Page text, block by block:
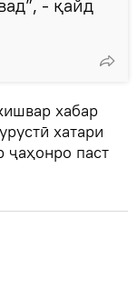
- қайд
хабар
хатари
ҷаҳонро паст